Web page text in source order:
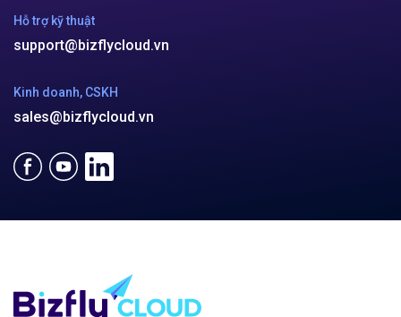
Hỗ trợ kỹ thuật
support@bizflycloud.vn
Kinh doanh, CSKH
sales@bizflycloud.vn